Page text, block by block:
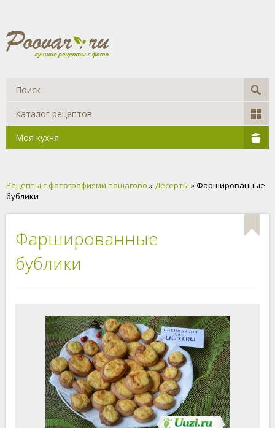
Каталог рецептов
Моя кухня
Рецепты с фотографиями пошагово »Десерты » Фаршированные
бублики
Фаршированные
бублики